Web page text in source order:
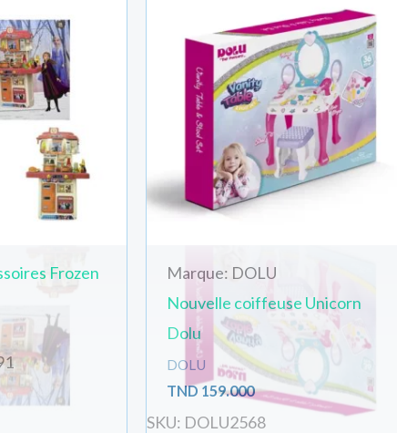
Frozen
Marque: DOLU
Nouvelle coiffeuse Unicorn
Dolu
DOLU
TND 159.000
SKU: DOLU2568